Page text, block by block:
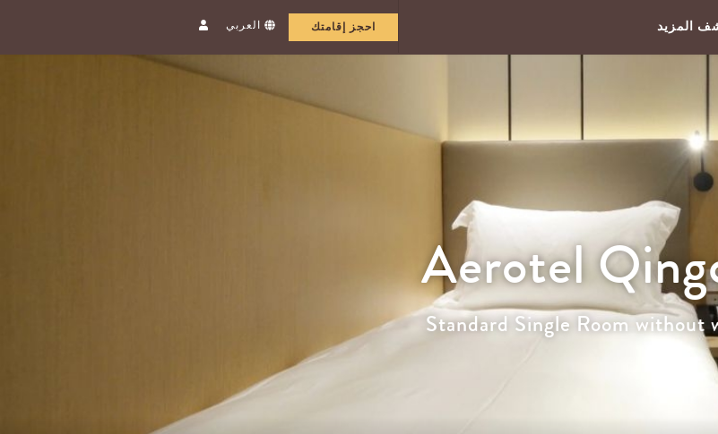
المزيد احجز إقامتك
Aerotel
Standard Single Room without